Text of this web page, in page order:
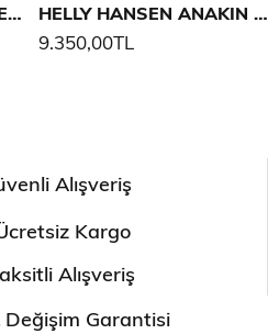
HELLY HANSEN BRECKEN HERITAGE AYAKKABI HELLY HANSEN ANAKIN LEATHER 2 AYAKKABI
9.350,00TL
Alışveriş
Kargo
Alışveriş
Değişim Garantisi